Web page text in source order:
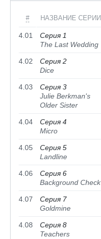
# НАЗВАНИЕ СЕРИИ
4.01
Серия 1
The Last Wedding
4.02
Серия 2
Dice
4.03
Серия 3
Julie Berkman's
Older Sister
4.04
Серия 4
Micro
4.05
Серия 5
Landline
4.06
Серия 6
Background Check
4.07
Серия 7
Goldmine
4.08
Серия 8
Teachers